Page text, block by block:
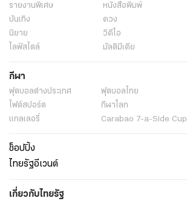
รายงานพิเศษ หนังสือพิมพ์
บันเทิง
ดวง
นิยาย
วิดีโอ
ไลฟ์สไตล์
มัลติมีเดีย
กีฬา
ฟุตบอลต่่างประเทศ ฟุตบอลไทย
ไฟต์สปอร์ต
กีฬาโลก
แกลเลอรี่
Carabao 7-a-Side Cup
ช็อปปิ้ง
ไทยรัฐอีเวนต์
เกี่ยวกับไทยรัฐ